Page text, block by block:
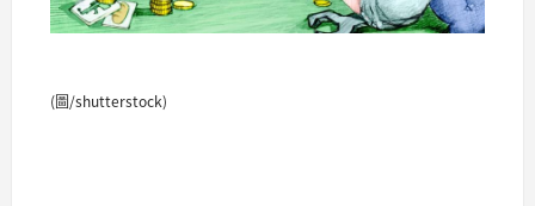
(圖/shutterstock)